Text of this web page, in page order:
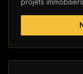
projets